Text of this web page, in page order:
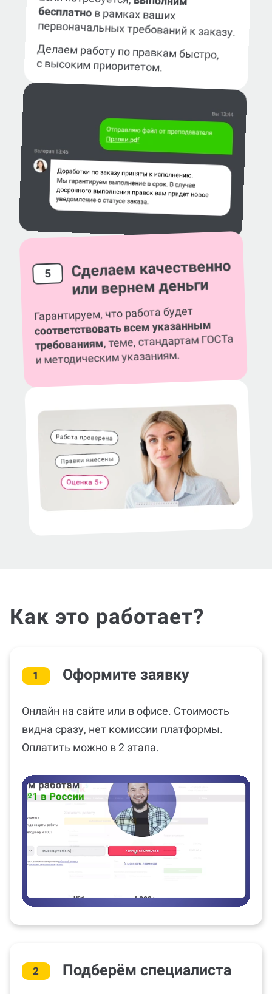
бесплатнов рамках ваших
первоначальных требований к заказу.
Делаем работу по правкам быстро,
с высоким приоритетом.
5 Сделаем качественно
или вернем деньги
Гарантируем, что работа будет
соответствовать всем указанным
требованиям, теме, стандартам ГОСТа
и методическим указаниям.
Как это работает?
1 Оформите заявку
Онлайн на сайте или в офисе. Стоимость
видна сразу, нет комиссии платформы.
Оплатить можно в 2 этапа.
2 Подберём специалиста